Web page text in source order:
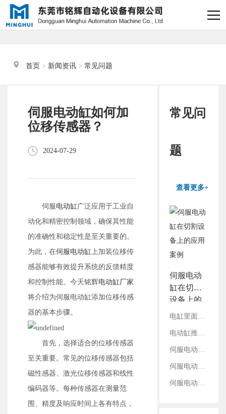
首页 > 新闻资讯 > 常见问题
伺服电动缸如何加
位移传感器？
2024-07-29
伺服电动缸广泛应用于工业自
动化和精密控制领域，确保其性能
的准确性和稳定性是至关重要的。
为此，在伺服电动缸上加装位移传
感器能够有效提升系统的反馈精度
和控制性能。今天铭辉电动缸厂家
将介绍为伺服电动缸添加位移传感
器的基本步骤。
首先，选择适合的位移传感器
至关重要。常见的位移传感器包括
磁性感器、激光位移传感器和线性
编码器等。每种传感器在测量范
围、精度及响应时间上各有特点，
常见问
题
查看更多+
伺服电动
缸在切割
设备上的
应用案例
电缸里面的丝杠是如何固定的？
电动缸推拉转换间隙是什么？如何有效控制
伺服电动缸重复定位精度靠什么支撑？
伺服电动缸选用减速机直齿和斜齿的区别
伺服电动缸前端鱼眼接头的连接与固定方法
您好，我是电缸小助手，很高兴为
您服务
常见问题
器
2.铭辉电动缸型号参数表
料